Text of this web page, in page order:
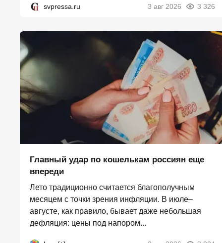
svpressa.ru 3 авг 2026 3 326
Главный удар по кошелькам россиян еще
впереди
Лето традиционно считается благополучным
месяцем с точки зрения инфляции. В июле–
августе, как правило, бывает даже небольшая
дефляция: цены под напором...